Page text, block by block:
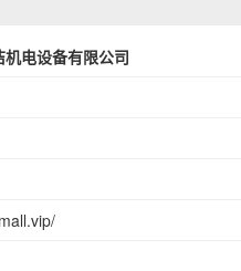
机电设备有限公司